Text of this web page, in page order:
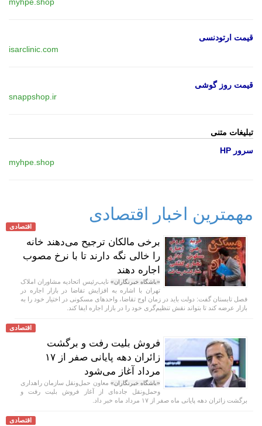
قیمت ارتودنسی
isarclinic.com
قیمت روز گوشی
snappshop.ir
تبلیغات متنی
سرور HP
myhpe.shop
مهمترین اخبار اقتصادی
اقتصادی
برخی مالکان ترجیح می‌دهند خانه
را خالی نگه دارند تا با نرخ مصوب
اجاره دهند
«باشگاه خبرنگاران» نایب‌رئیس اتحادیه مشاوران املاک
تهران با اشاره به افزایش تقاضا در بازار اجاره در
فصل تابستان گفت: دولت باید در زمان اوج تقاضا، واحد‌های مسکونی در اختیار خود را به
بازار عرضه کند تا بتواند نقش تنظیم‌گری خود را در بازار اجاره ایفا کند.
اقتصادی
فروش بلیت رفت و برگشت
زائران دهه پایانی صفر از ۱۷
مرداد آغاز می‌شود
«باشگاه خبرنگاران» معاون حمل‌ونقل سازمان راهداری
وحمل‌و‌نقل جاده‌ای از آغاز فروش بلیت رفت و
برگشت زائران دهه پایانی ماه صفر از ۱۷ مرداد ماه خبر داد.
اقتصادی